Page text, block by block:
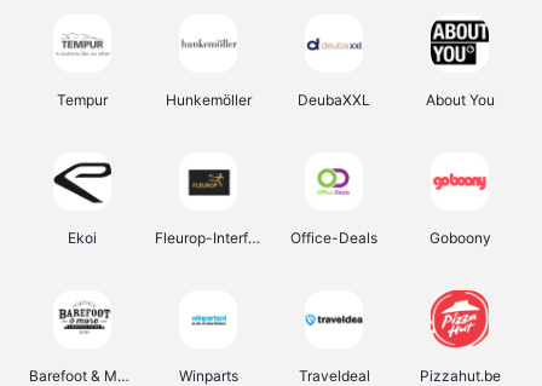
Tempur Hunkemöller DeubaXXL About You
Ekoi Fleurop-Interflora Office-Deals Goboony
Barefoot & More Winparts Traveldeal Pizzahut.be